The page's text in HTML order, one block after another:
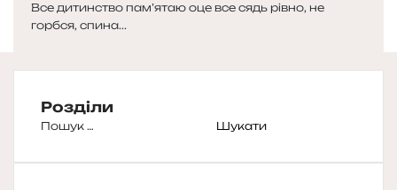
Все дитинство пам’ятаю оце все сядь рівно, не
горбся, спина...
Розділи
Пошук: